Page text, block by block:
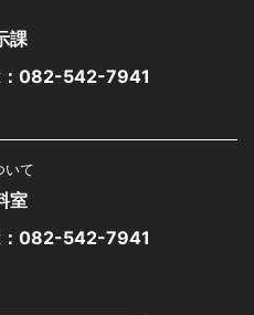
課
082-542-7941
いて
室
082-542-7941